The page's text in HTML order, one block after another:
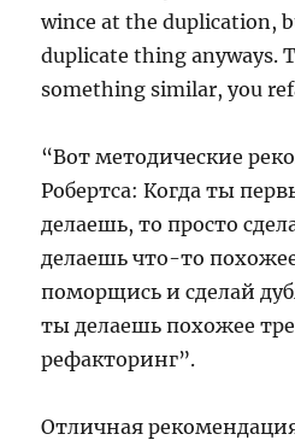
wince at the duplication,
duplicate thing anyways.
something similar, you
“Вот методические
Робертса: Когда ты
делаешь, то просто
делаешь что-то
поморщись и сделай
ты делаешь похожее
рефакторинг”.
Отличная